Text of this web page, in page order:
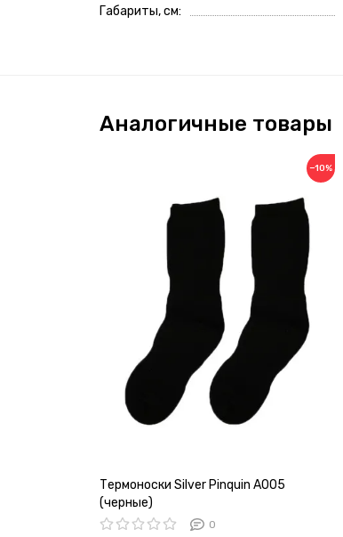
Габариты, см
Аналогичные товары
−10%
Термоноски Silver Pinquin А005
(черные)
0